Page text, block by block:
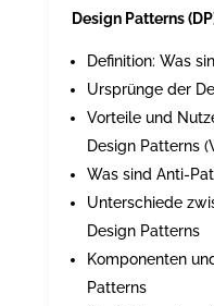
Design Patterns
Definition: Was
Ursprünge der
Vorteile und
Design Patterns
Was sind Anti-
Unterschiede
Design Patterns
Komponenten
Patterns